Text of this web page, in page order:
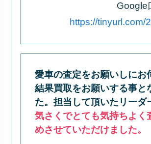
Google
https://tinyurl.com/
愛車の査定をお願いしにお
結果買取をお願いする事と
た。担当して頂いたリーダ
気さくでとても気持ちよく
めさせていただけました。